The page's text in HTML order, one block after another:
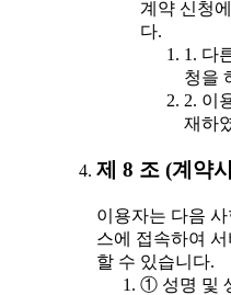
계약 신청
다.
1. 다
청을
2. 이
재하
제 8 조 (계약
이용자는 다음
스에 접속하여
할 수 있습니다.
① 성명 및